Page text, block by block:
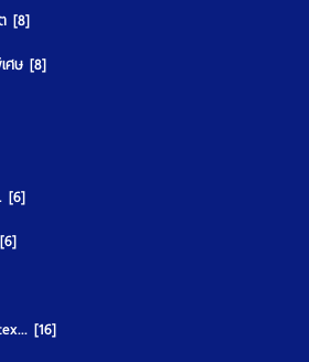
[8]
ศษ [8]
[6]
[6]
[16]